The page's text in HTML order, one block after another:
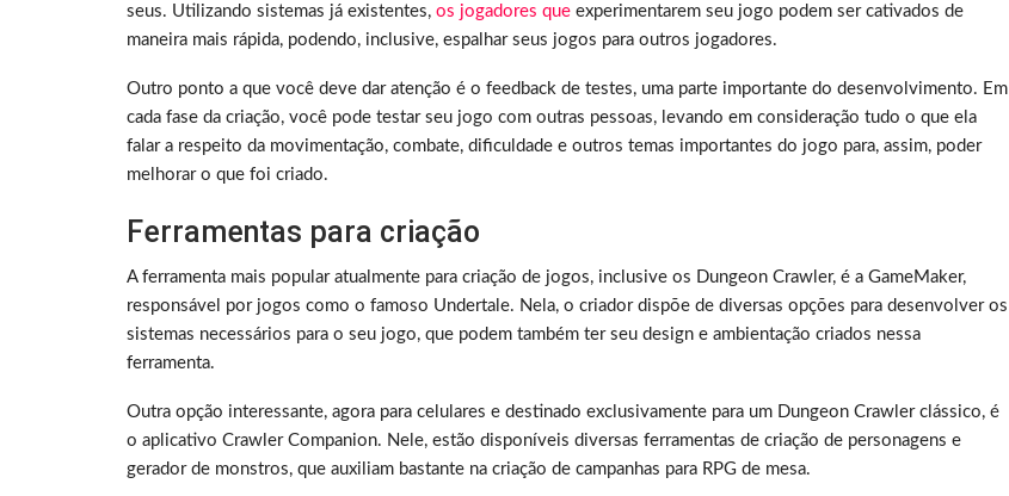
seus. Utilizando sistemas já existentes, os jogadores que experimentarem seu jogo podem ser cativados de
maneira mais rápida, podendo, inclusive, espalhar seus jogos para outros jogadores.
Outro ponto a que você deve dar atenção é o feedback de testes, uma parte importante do desenvolvimento. Em
cada fase da criação, você pode testar seu jogo com outras pessoas, levando em consideração tudo o que ela
falar a respeito da movimentação, combate, dificuldade e outros temas importantes do jogo para, assim, poder
melhorar o que foi criado.
Ferramentas para criação
A ferramenta mais popular atualmente para criação de jogos, inclusive os Dungeon Crawler, é a GameMaker,
responsável por jogos como o famoso Undertale. Nela, o criador dispõe de diversas opções para desenvolver os
sistemas necessários para o seu jogo, que podem também ter seu design e ambientação criados nessa
ferramenta.
Outra opção interessante, agora para celulares e destinado exclusivamente para um Dungeon Crawler clássico, é
o aplicativo Crawler Companion. Nele, estão disponíveis diversas ferramentas de criação de personagens e
gerador de monstros, que auxiliam bastante na criação de campanhas para RPG de mesa.